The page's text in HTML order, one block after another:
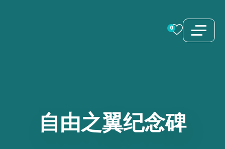
0
自由之翼纪念碑